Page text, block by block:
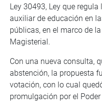
Ley 30493, Ley que
auxiliar de educación en
públicas, en el marco de
Magisterial.
Con una nueva consulta,
abstención, la propuesta
votación, con lo cual
promulgación por el